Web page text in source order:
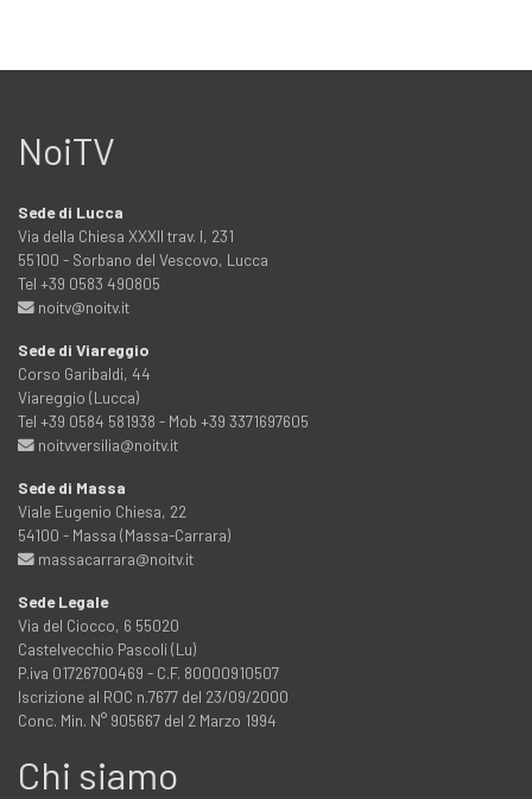
NoiTV
Sede di Lucca
Via della Chiesa XXXII trav. I, 231
55100 - Sorbano del Vescovo, Lucca
Tel +39 0583 490805
noitv@noitv.it
Sede di Viareggio
Corso Garibaldi, 44
Viareggio (Lucca)
Tel +39 0584 581938 - Mob +39 3371697605
noitvversilia@noitv.it
Sede di Massa
Viale Eugenio Chiesa, 22
54100 - Massa (Massa-Carrara)
massacarrara@noitv.it
Sede Legale
Via del Ciocco, 6 55020
Castelvecchio Pascoli (Lu)
P.iva 01726700469 - C.F. 80000910507
Iscrizione al ROC n.7677 del 23/09/2000
Conc. Min. N° 905667 del 2 Marzo 1994
Chi siamo